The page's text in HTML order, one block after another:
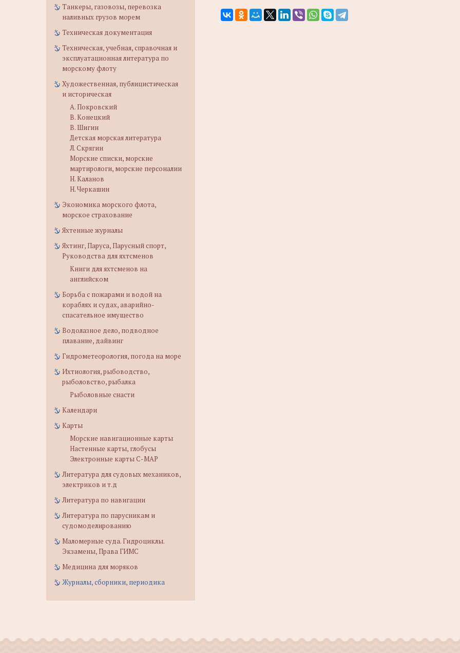
Танкеры, газовозы, перевозка
наливных грузов морем
Техническая документация
Техническая, учебная, справочная и
эксплуатационная литература по
морскому флоту
Художественная, публицистическая
и историческая
А. Покровский
В. Конецкий
В. Шигин
Детская морская литература
Л. Скрягин
Морские списки, морские
мартирологи, морские персоналии
Н. Каланов
Н. Черкашин
Экономика морского флота,
морское страхование
Яхтенные журналы
Яхтинг, Паруса, Парусный спорт,
Руководства для яхтсменов
Книги для яхтсменов на
английском
Борьба с пожарами и водой на
кораблях и судах, аварийно-
спасательное имущество
Водолазное дело, подводное
плавание, дайвинг
Гидрометеорология, погода на море
Ихтиология, рыбоводство,
рыболовство, рыбалка
Рыболовные снасти
Календари
Карты
Морские навигационные карты
Настенные карты, глобусы
Электронные карты C-MAP
Литература для судовых механиков,
электриков и т.д
Литература по навигации
Литература по парусникам и
судомоделированию
Маломерные суда. Гидроциклы.
Экзамены, Права ГИМС
Медицина для моряков
Журналы, сборники, периодика